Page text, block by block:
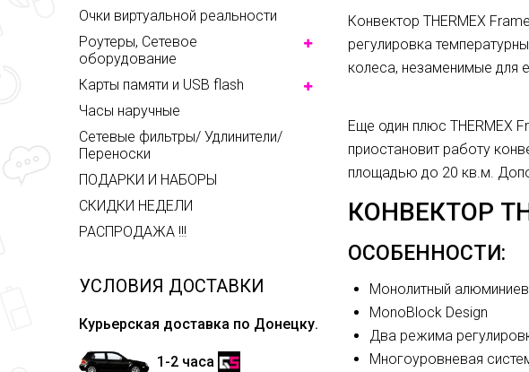
Очки виртуальной реальности
Роутеры, Сетевое
оборудование
Карты памяти и USB flash
Часы наручные
Сетевые фильтры/ Удлинители/
Переноски
ПОДАРКИ И НАБОРЫ
СКИДКИ НЕДЕЛИ
РАСПРОДАЖА !!!
УСЛОВИЯ ДОСТАВКИ
Курьерская доставка по Донецку.
1-2 часа
Конвектор THERMEX
регулировка
колеса, незаменимые для
Еще один плюс THERMEX
приостановит работу
площадью до 20 кв.м.
КОНВЕКТОР
ОСОБЕННОСТИ:
Монолитный
MonoBlock Design
Два режима
Многоуровневая